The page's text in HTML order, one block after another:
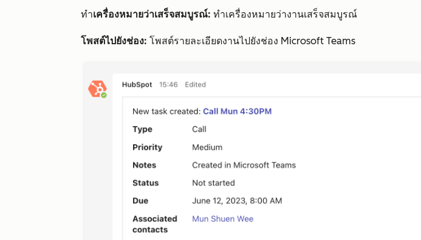
ทำเครื่องหมายว่าเสร็จสมบูรณ์: ทำเครื่องหมายว่างานเสร็จสมบูรณ์
โพสต์ไปยังช่อง: โพสต์รายละเอียดงานไปยังช่อง Microsoft Teams